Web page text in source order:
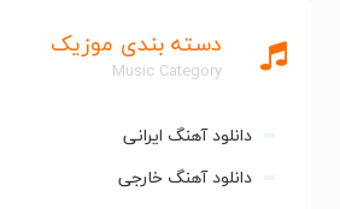
دسته بندی موزیک
Music Category
دانلود آهنگ ایرانی
دانلود آهنگ خارجی